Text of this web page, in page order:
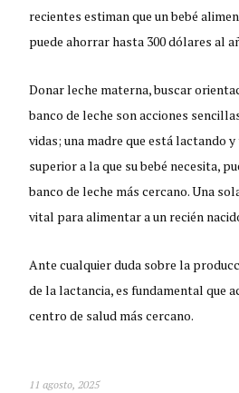
recientes estiman que un bebé
puede ahorrar hasta 300 dólares al
Donar leche materna, buscar
banco de leche son acciones
vidas; una madre que está lactando
superior a la que su bebé necesita,
banco de leche más cercano. Una
vital para alimentar a un recién
Ante cualquier duda sobre la
de la lactancia, es fundamental que
centro de salud más cercano.
11 agosto, 2025